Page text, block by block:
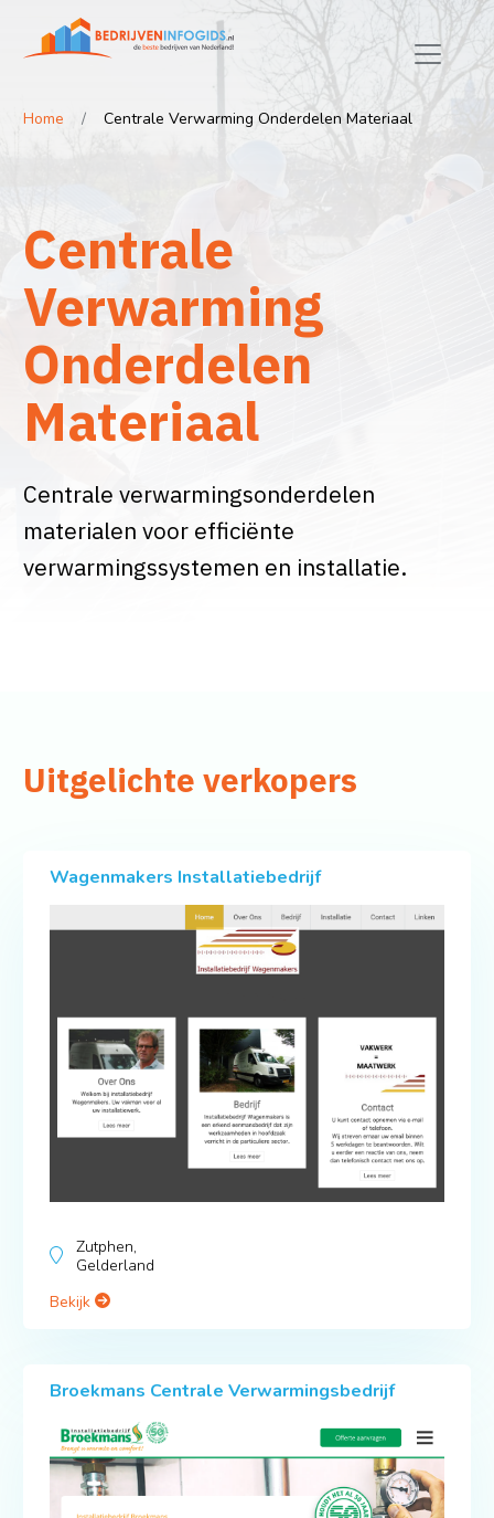
Home Centrale Verwarming Onderdelen Materiaal
Centrale
Verwarming
Onderdelen
Materiaal
Centrale verwarmingsonderdelen
materialen voor efficiënte
verwarmingssystemen en installatie.
Uitgelichte verkopers
Wagenmakers Installatiebedrijf
Zutphen,
Gelderland
Bekijk
Broekmans Centrale Verwarmingsbedrijf